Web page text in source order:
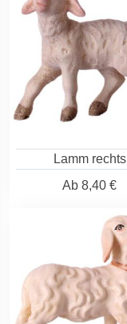
Lamm rechts
Ab 8,40 €